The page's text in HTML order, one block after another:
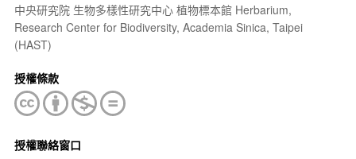
中央研究院 生物多樣性研究中心 植物標本館 Herbarium,
Research Center for Biodiversity, Academia Sinica, Taipei
(HAST)
授權條款
授權聯絡窗口